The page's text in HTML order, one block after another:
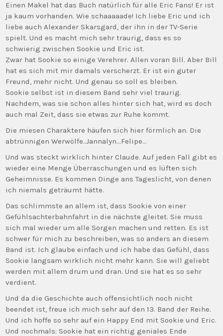
Einen Makel hat das Buch natürlich für alle Eric Fans! Er ist
ja kaum vorhanden. Wie schaaaaade! Ich liebe Eric und ich
liebe auch Alexander Skarsgard, der ihn in der TV-Serie
spielt. Und es macht mich sehr traurig, dass es so
schwierig zwischen Sookie und Eric ist.
Zwar hat Sookie so einige Verehrer. Allen voran Bill. Aber Bill
hat es sich mit mir damals verscherzt. Er ist ein guter
Freund, mehr nicht. Und genau so soll es bleiben.
Sookie selbst ist in diesem Band sehr viel traurig.
Nachdem, was sie schon alles hinter sich hat, wird es doch
auch mal Zeit, dass sie etwas zur Ruhe kommt.
Die miesen Charaktere häufen sich hier förmlich an. Die
abtrünnigen Werwölfe..Jannalyn…Felipe…
Und was steckt wirklich hinter Claude. Auf jeden Fall gibt es
wieder eine Menge Überraschungen und es lüften sich
Geheimnisse. Es kommen Dinge ans Tageslicht, von denen
ich niemals geträumt hätte.
Das schlimmste an allem ist, dass Sookie von einer
Gefühlsachterbahnfahrt in die nächste gleitet. Sie muss
sich mal wieder um alle Sorgen machen und retten. Es ist
schwer für mich zu beschreiben, was so anders an diesem
Band ist. Ich glaube einfach und ich habe das Gefühl, dass
Sookie langsam wirklich nicht mehr kann. Sie will geliebt
werden mit allem drum und dran. Und sie hat es so sehr
verdient.
Und da die Geschichte auch offensichtlich noch nicht
beendet ist, freue ich mich sehr auf den 13. Band der Reihe.
Und ich hoffe so sehr auf ein Happy End mit Sookie und Eric.
Und nochmals: Sookie hat ein richtig geniales Ende